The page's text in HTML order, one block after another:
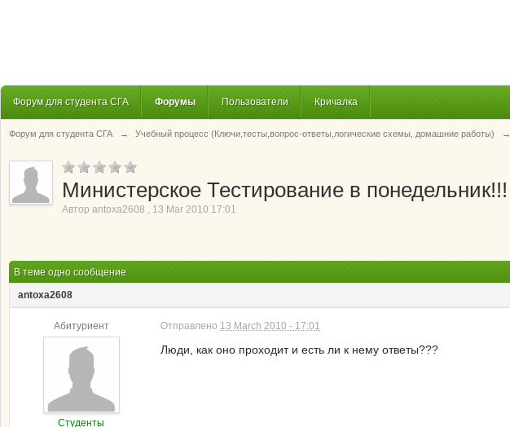
Форум для студента СГА Форумы Пользователи Кричалка
Форум для студента СГА → Учебный процесс (Ключи,тесты,вопрос-ответы,логические схемы, домашние работы) →
Министерское Тестирование в понедельник!!!
Автор antoxa2608 , 13 Mar 2010 17:01
В теме одно сообщение
antoxa2608
Абитуриент
Студенты
Отправлено 13 March 2010 - 17:01
Люди, как оно проходит и есть ли к нему ответы???